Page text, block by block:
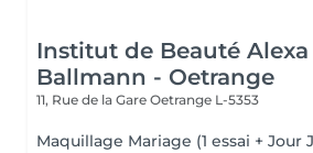
Institut de Beauté Alexa
Ballmann - Oetrange
11, Rue de la Gare Oetrange L-5353
Maquillage Mariage (1 essai + Jour